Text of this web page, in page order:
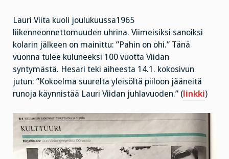
Lauri Viita kuoli joulukuussa1965
liikenneonnettomuuden uhrina. Viimeisiksi sanoiksi
kolarin jälkeen on mainittu: ”Pahin on ohi.” Tänä
vuonna tulee kuluneeksi 100 vuotta Viidan
syntymästä. Hesari teki aiheesta 14.1. kokosivun
jutun: ”Kokoelma suurelta yleisöltä piiloon jääneitä
runoja käynnistää Lauri Viidan juhlavuoden.” ( linkki)